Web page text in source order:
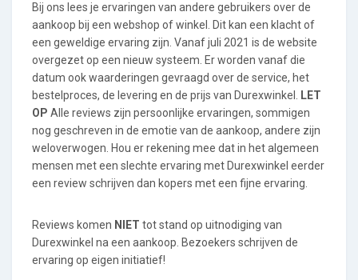
Bij ons lees je ervaringen van andere gebruikers over de
aankoop bij een webshop of winkel. Dit kan een klacht of
een geweldige ervaring zijn. Vanaf juli 2021 is de website
overgezet op een nieuw systeem. Er worden vanaf die
datum ook waarderingen gevraagd over de service, het
bestelproces, de levering en de prijs van Durexwinkel.
LET
OP Alle reviews zijn persoonlijke ervaringen, sommigen
nog geschreven in de emotie van de aankoop, andere zijn
weloverwogen. Hou er rekening mee dat in het algemeen
mensen met een slechte ervaring met Durexwinkel eerder
een review schrijven dan kopers met een fijne ervaring.
Reviews komen NIET tot stand op uitnodiging van
Durexwinkel na een aankoop. Bezoekers schrijven de
ervaring op eigen initiatief!